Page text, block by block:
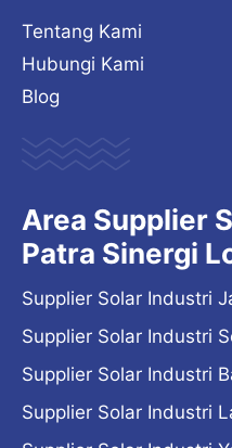
Tentang Kami
Hubungi Kami
Blog
Area Supplier
Patra Sinergi
Supplier Solar Industri
Supplier Solar Industri
Supplier Solar Industri
Supplier Solar Industri